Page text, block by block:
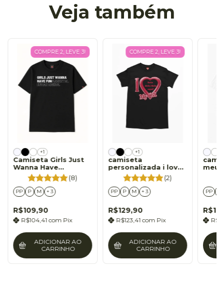
Veja também
COMPRE 2, LEVE 3!
+1
Camiseta Girls Just
Wanna Have
Fundamental Human
Rights
(8)
PP P M + 3
R$109,90
R$104,41 com Pix
ADICIONAR AO
CARRINHO
COMPRE 2, LEVE 3!
+1
camiseta
personalizada i love
my cat
(2)
PP P M + 3
R$129,90
R$123,41com Pix
ADICIONAR AO
CARRINHO
meu
PP